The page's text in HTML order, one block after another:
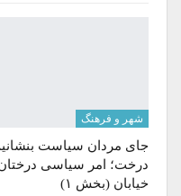
شهر و فرهنگ
جای مردان سیاست بنشانیم
درخت؛ امر سیاسی درختان
خیابان (بخش ۱)